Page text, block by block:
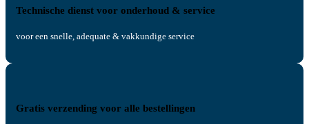
Technische dienst voor onderhoud & service
voor een snelle, adequate & vakkundige service
Gratis verzending voor alle bestellingen